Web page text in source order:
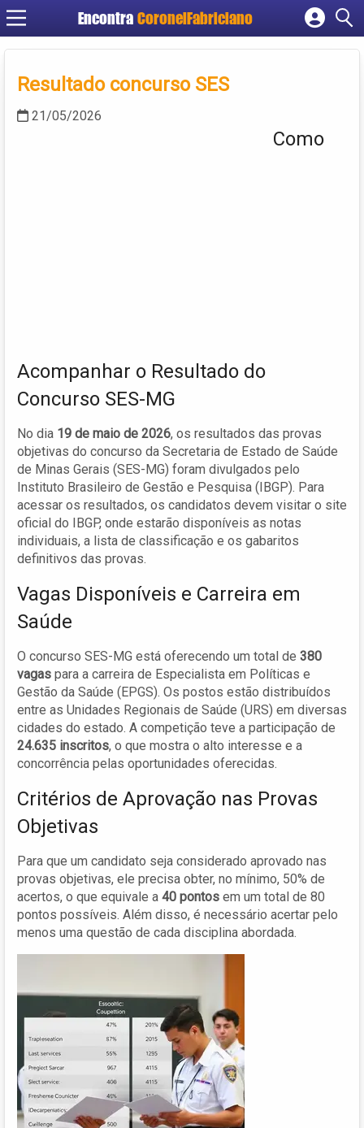
Encontra CoronelFabriciano
Cadastrar empresa
Criar conta
Resultado concurso SES
21/05/2026
Como
Acompanhar o Resultado do
Concurso SES-MG
No dia 19 de maio de 2026, os resultados das provas
objetivas do concurso da Secretaria de Estado de Saúde
de Minas Gerais (SES-MG) foram divulgados pelo
Instituto Brasileiro de Gestão e Pesquisa (IBGP). Para
acessar os resultados, os candidatos devem visitar o site
oficial do IBGP, onde estarão disponíveis as notas
individuais, a lista de classificação e os gabaritos
definitivos das provas.
Vagas Disponíveis e Carreira em
Saúde
O concurso SES-MG está oferecendo um total de 380
vagas para a carreira de Especialista em Políticas e
Gestão da Saúde (EPGS). Os postos estão distribuídos
entre as Unidades Regionais de Saúde (URS) em diversas
cidades do estado. A competição teve a participação de
24.635 inscritos, o que mostra o alto interesse e a
concorrência pelas oportunidades oferecidas.
Critérios de Aprovação nas Provas
Objetivas
Para que um candidato seja considerado aprovado nas
provas objetivas, ele precisa obter, no mínimo, 50% de
acertos, o que equivale a 40 pontos em um total de 80
pontos possíveis. Além disso, é necessário acertar pelo
menos uma questão de cada disciplina abordada.